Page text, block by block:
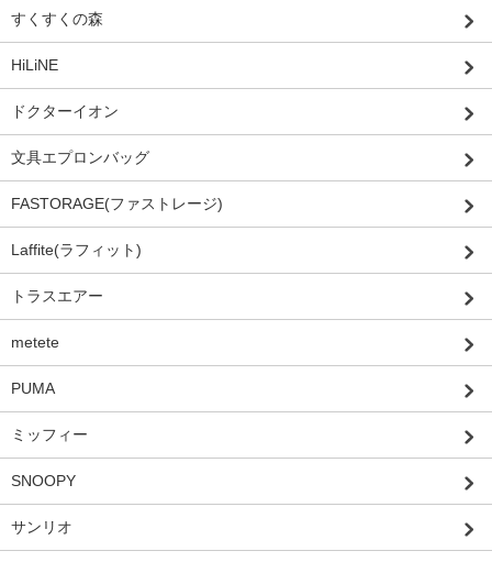
すくすくの森
HiLiNE
ドクターイオン
文具エプロンバッグ
FASTORAGE(ファストレージ)
Laffite(ラフィット)
トラスエアー
metete
PUMA
ミッフィー
SNOOPY
サンリオ